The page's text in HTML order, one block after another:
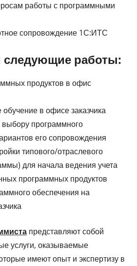
работы с программными
сопровождение 1С:ИТС
работы:
продуктов в офис
в офисе заказчика
выбору программного
его сопровождения
типового/отраслевого
для начала ведения учета
программных продуктов
обеспечения на
представляют собой
услуги, оказываемые
имеют опыт и экспертизу в